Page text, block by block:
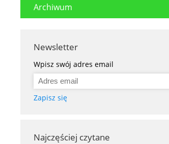
Archiwum
Newsletter
Wpisz swój adres email
Zapisz się
Najczęściej czytane